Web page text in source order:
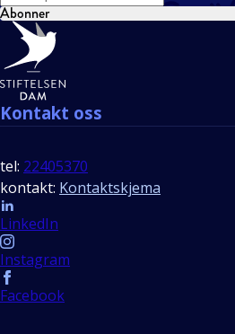
Abonner
Bunntekst
Kontakt oss
tel: 22405370
kontakt: Kontaktskjema
Follow us
LinkedIn
Instagram
Facebook